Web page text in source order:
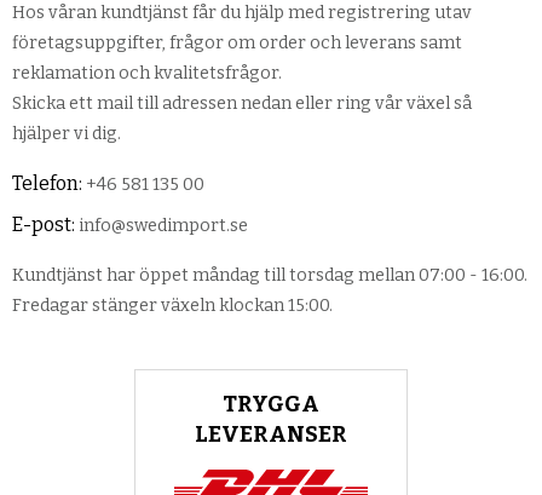
Hos våran kundtjänst får du hjälp med registrering utav
företagsuppgifter, frågor om order och leverans samt
reklamation och kvalitetsfrågor.
Skicka ett mail till adressen nedan eller ring vår växel så
hjälper vi dig.
Telefon: +46 581 135 00
E-post: info@swedimport.se
Kundtjänst har öppet måndag till torsdag mellan 07:00 - 16:00.
Fredagar stänger växeln klockan 15:00.
TRYGGA
LEVERANSER